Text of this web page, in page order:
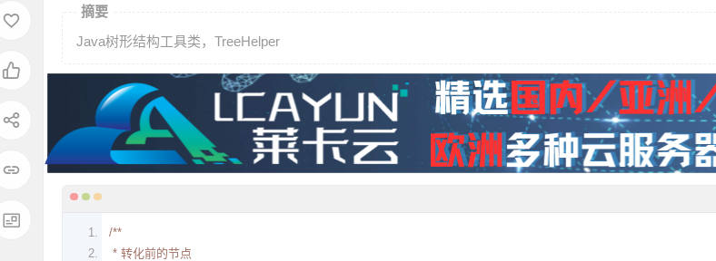
摘要
Java树形结构工具类，TreeHelper
/**
* 转化前的节点